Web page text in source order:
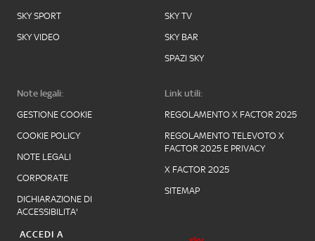
SKY SPORT
SKY VIDEO
SKY TV
SKY BAR
SPAZI SKY
Note legali:
GESTIONE COOKIE
COOKIE POLICY
NOTE LEGALI
CORPORATE
DICHIARAZIONE DI
ACCESSIBILITA'
Link utili:
REGOLAMENTO X FACTOR 2025
REGOLAMENTO TELEVOTO X
FACTOR 2025 E PRIVACY
X FACTOR 2025
SITEMAP
ACCEDI A